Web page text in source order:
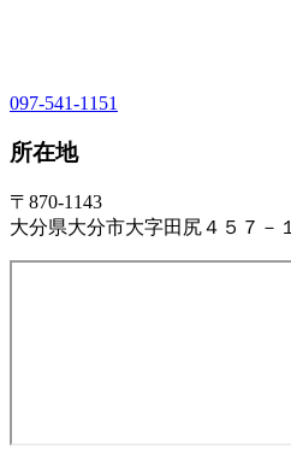
097-541-1151
所在地
〒870-1143
大分県大分市大字田尻４５７－１